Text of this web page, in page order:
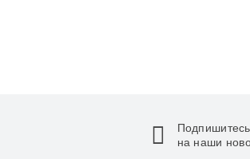
Подпишитесь
на наши